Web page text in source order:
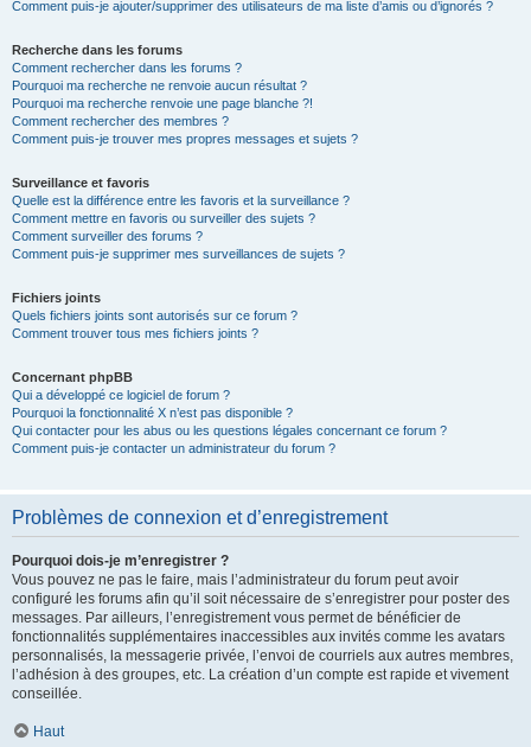
Comment puis-je ajouter/supprimer des utilisateurs de ma liste d’amis ou d’ignorés ?
Recherche dans les forums
Comment rechercher dans les forums ?
Pourquoi ma recherche ne renvoie aucun résultat ?
Pourquoi ma recherche renvoie une page blanche ?!
Comment rechercher des membres ?
Comment puis-je trouver mes propres messages et sujets ?
Surveillance et favoris
Quelle est la différence entre les favoris et la surveillance ?
Comment mettre en favoris ou surveiller des sujets ?
Comment surveiller des forums ?
Comment puis-je supprimer mes surveillances de sujets ?
Fichiers joints
Quels fichiers joints sont autorisés sur ce forum ?
Comment trouver tous mes fichiers joints ?
Concernant phpBB
Qui a développé ce logiciel de forum ?
Pourquoi la fonctionnalité X n’est pas disponible ?
Qui contacter pour les abus ou les questions légales concernant ce forum ?
Comment puis-je contacter un administrateur du forum ?
Problèmes de connexion et d’enregistrement
Pourquoi dois-je m’enregistrer ?
Vous pouvez ne pas le faire, mais l’administrateur du forum peut avoir
configuré les forums afin qu’il soit nécessaire de s’enregistrer pour poster des
messages. Par ailleurs, l’enregistrement vous permet de bénéficier de
fonctionnalités supplémentaires inaccessibles aux invités comme les avatars
personnalisés, la messagerie privée, l’envoi de courriels aux autres membres,
l’adhésion à des groupes, etc. La création d’un compte est rapide et vivement
conseillée.
Haut